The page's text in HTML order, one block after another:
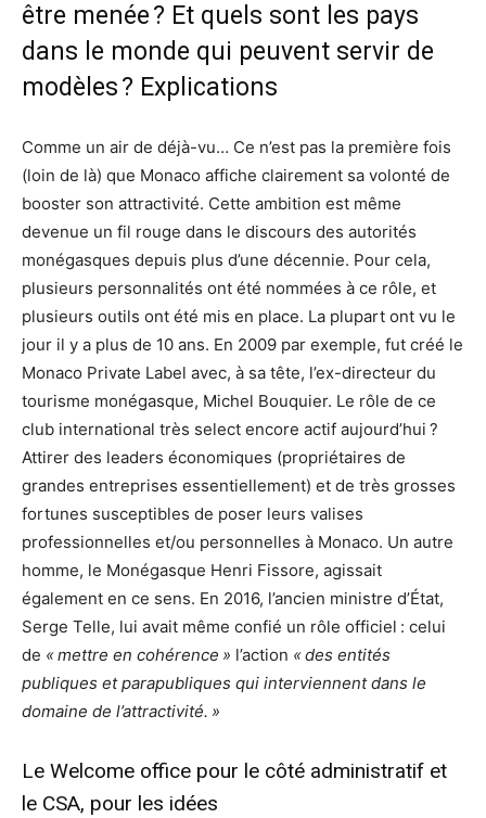
être menée ? Et quels sont les pays
dans le monde qui peuvent servir de
modèles ? Explications
Comme un air de déjà-vu… Ce n’est pas la première fois
(loin de là) que Monaco affiche clairement sa volonté de
booster son attractivité. Cette ambition est même
devenue un fil rouge dans le discours des autorités
monégasques depuis plus d’une décennie. Pour cela,
plusieurs personnalités ont été nommées à ce rôle, et
plusieurs outils ont été mis en place. La plupart ont vu le
jour il y a plus de 10 ans. En 2009 par exemple, fut créé le
Monaco Private Label avec, à sa tête, l’ex-directeur du
tourisme monégasque, Michel Bouquier. Le rôle de ce
club international très select encore actif aujourd’hui ?
Attirer des leaders économiques (propriétaires de
grandes entreprises essentiellement) et de très grosses
fortunes susceptibles de poser leurs valises
professionnelles et/ou personnelles à Monaco. Un autre
homme, le Monégasque Henri Fissore, agissait
également en ce sens. En 2016, l’ancien ministre d’État,
Serge Telle, lui avait même confié un rôle officiel : celui
de « mettre en cohérence » l’action « des entités
publiques et parapubliques qui interviennent dans le
domaine de l’attractivité. »
Le Welcome office pour le côté administratif et
le CSA, pour les idées